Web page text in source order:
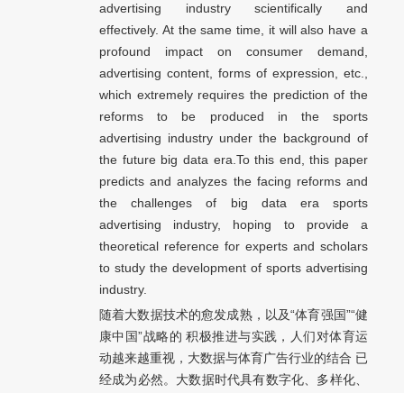
advertising industry scientifically and
effectively. At the same time, it will also have a
profound impact on consumer demand,
advertising content, forms of expression, etc.,
which extremely requires the prediction of the
reforms to be produced in the sports
advertising industry under the background of
the future big data era.To this end, this paper
predicts and analyzes the facing reforms and
the challenges of big data era sports
advertising industry, hoping to provide a
theoretical reference for experts and scholars
to study the development of sports advertising
industry.
随着大数据技术的愈发成熟，以及“体育强国”“健
康中国”战略的 积极推进与实践，人们对体育运
动越来越重视，大数据与体育广告行业的结合 已
经成为必然。大数据时代具有数字化、多样化、